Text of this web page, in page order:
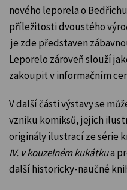
nového leporela o
příležitosti dvoustého
je zde představen
Leporelo zároveň slouží
zakoupit v informačním
V další části výstavy se
vzniku komiksů, jejich
originály ilustrací ze série
IV. v kouzelném kukátkua
další historicky-naučné